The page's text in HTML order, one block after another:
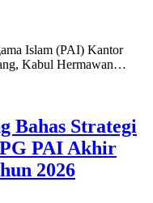
Islam (PAI) Kantor
Kabul Hermawan…
Bahas Strategi
PAI Akhir
2026